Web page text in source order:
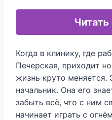
Читать
Когда в клинику, где
Печерская, приходит
жизнь круто меняется.
начальник. Она его
забыть всё, что с ним
начинает играть с